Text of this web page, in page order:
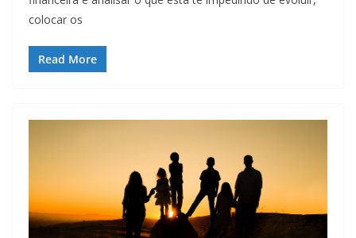
colocar os
Read More